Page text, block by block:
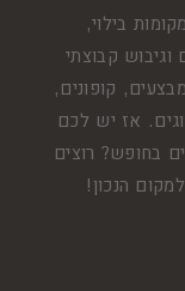
בילוי,
וגיבוש קבוצתי
קופונים,
אז יש לכם
בחופש? רוצים
הנכון!